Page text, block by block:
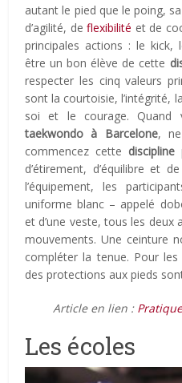
autant le pied que le poing,
d’agilité, deflexibilité et de
principales actions : le
être un bon élève de cette
respecter les cinq valeurs
sont la courtoisie, l’intégrité,
soi et le courage. Quand
taekwondo à Barcelone,
commencez cette discipline
d’étirement, d’équilibre et
l’équipement, les
uniforme blanc – appelé
et d’une veste, tous les deux
mouvements. Une ceinture
compléter la tenue. Pour
des protections aux pieds
Article en lien :
Les écoles